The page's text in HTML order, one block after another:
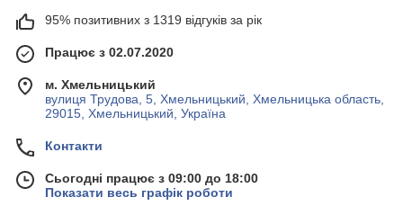
95% позитивних з 1319 відгуків за рік
Працює з 02.07.2020
м. Хмельницький
вулиця Трудова, 5, Хмельницький, Хмельницька область,
29015, Хмельницький, Україна
Контакти
Сьогодні працює з 09:00 до 18:00
Показати весь графік роботи